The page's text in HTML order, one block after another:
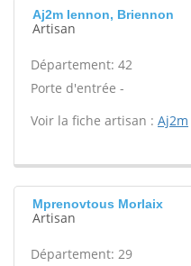
Aj2m Iennon, Briennon
Artisan
Département: 42
Porte d'entrée -
Voir la fiche artisan : Aj2m
Mprenovtous Morlaix
Artisan
Département: 29